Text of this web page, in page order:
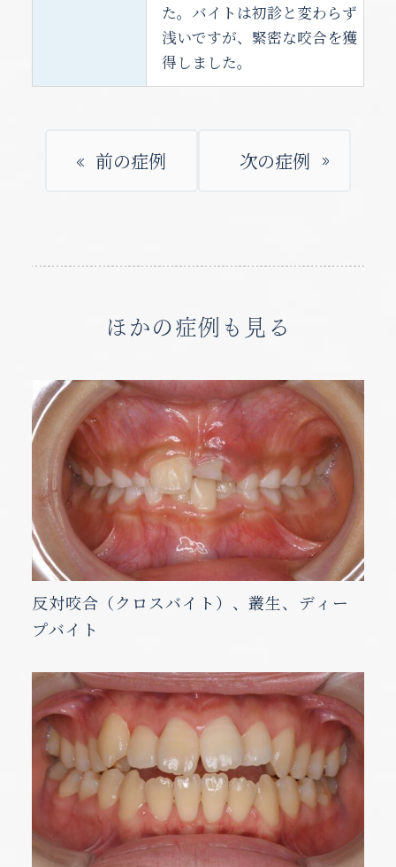
た。バイトは初診と変わらず
浅いですが、緊密な咬合を獲
得しました。
前の症例 次の症例
ほかの症例も見る
反対咬合（クロスバイト）、叢生、ディー
プバイト